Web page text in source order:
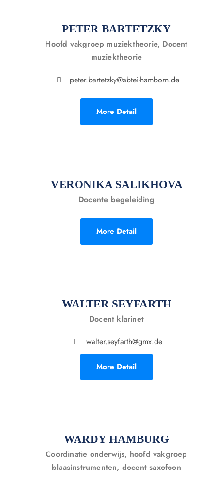
PETER BARTETZKY
Hoofd vakgroep muziektheorie, Docent
muziektheorie
peter.bartetzky@abtei-hamborn.de
More Detail
VERONIKA SALIKHOVA
Docente begeleiding
More Detail
WALTER SEYFARTH
Docent klarinet
walter.seyfarth@gmx.de
More Detail
WARDY HAMBURG
Coördinatie onderwijs, hoofd vakgroep
blaasinstrumenten, docent saxofoon